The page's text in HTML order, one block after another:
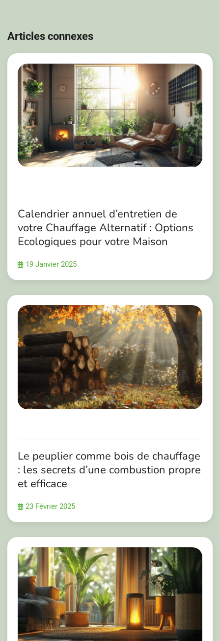
de
Articles connexes
Calendrier annuel d’entretien de
votre Chauffage Alternatif : Options
Ecologiques pour votre Maison
19 Janvier 2025
Le peuplier comme bois de chauffage
: les secrets d’une combustion propre
et efficace
23 Février 2025